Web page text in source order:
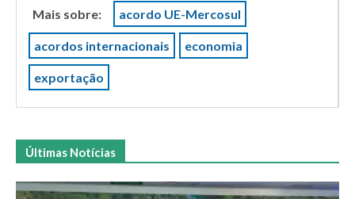
Mais sobre: acordo UE-Mercosul
acordos internacionais economia
exportação
Últimas Notícias